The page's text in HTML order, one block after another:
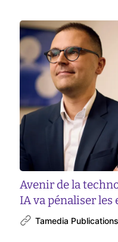
Avenir de la
IA va pénaliser
Tamedia